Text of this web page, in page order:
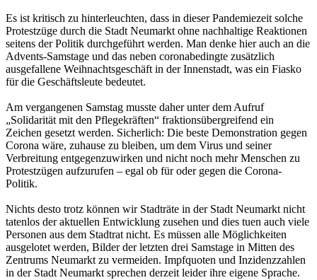
Es ist kritisch zu hinterleuchten, dass in dieser Pandemiezeit solche
Protestzüge durch die Stadt Neumarkt ohne nachhaltige Reaktionen
seitens der Politik durchgeführt werden. Man denke hier auch an die
Advents-Samstage und das neben coronabedingte zusätzlich
ausgefallene Weihnachtsgeschäft in der Innenstadt, was ein Fiasko
für die Geschäftsleute bedeutet.
Am vergangenen Samstag musste daher unter dem Aufruf
„Solidarität mit den Pflegekräften“ fraktionsübergreifend ein
Zeichen gesetzt werden. Sicherlich: Die beste Demonstration gegen
Corona wäre, zuhause zu bleiben, um dem Virus und seiner
Verbreitung entgegenzuwirken und nicht noch mehr Menschen zu
Protestzügen aufzurufen – egal ob für oder gegen die Corona-
Politik.
Nichts desto trotz können wir Stadträte in der Stadt Neumarkt nicht
tatenlos der aktuellen Entwicklung zusehen und dies tuen auch viele
Personen aus dem Stadtrat nicht. Es müssen alle Möglichkeiten
ausgelotet werden, Bilder der letzten drei Samstage in Mitten des
Zentrums Neumarkt zu vermeiden. Impfquoten und Inzidenzzahlen
in der Stadt Neumarkt sprechen derzeit leider ihre eigene Sprache.